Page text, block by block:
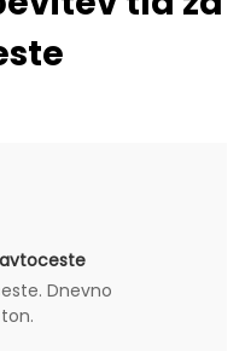
Dnevno